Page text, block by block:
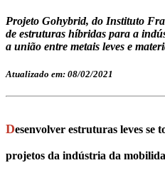
Projeto Gohybrid, do Instituto
de estruturas híbridas para a
a união entre metais leves e
Atualizado em: 08/02/2021
Desenvolver estruturas leves se
projetos da indústria da